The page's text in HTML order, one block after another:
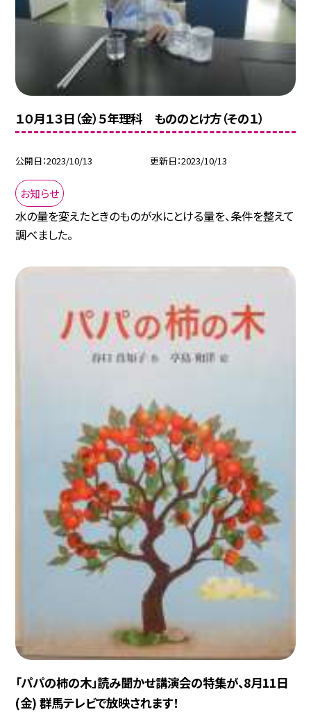
１０月１３日（金）５年理科 もののとけ方（その１）
公開日 2023/10/13 更新日 2023/10/13
お知らせ
水の量を変えたときのものが水にとける量を、条件を整えて
調べました。
「パパの柿の木」読み聞かせ講演会の特集が、8月11日
(金) 群馬テレビで放映されます！